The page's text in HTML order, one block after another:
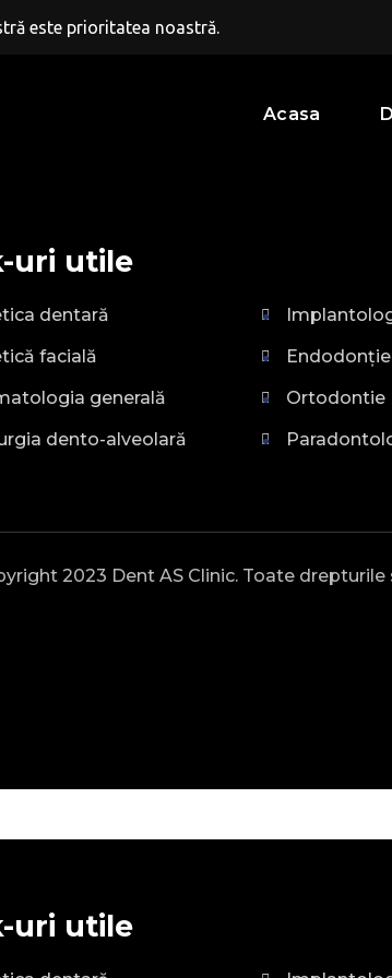
este prioritatea noastră.
Acasa
uri utile
dentară
facială
generală
dento-alveolară
Endodonție
Ortodontie
2023 Dent AS Clinic. Toate drepturile
uri utile